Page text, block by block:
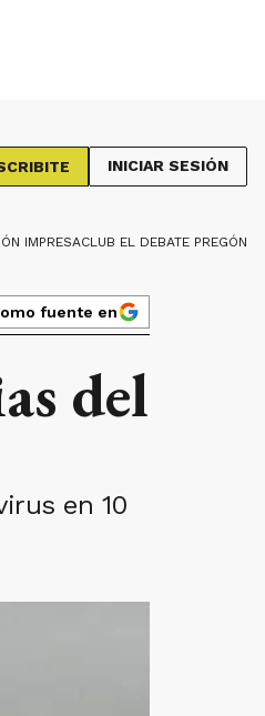
INICIAR SESIÓN
IMPRESACLUB EL DEBATE PREGÓN
fuente en
del
en 10